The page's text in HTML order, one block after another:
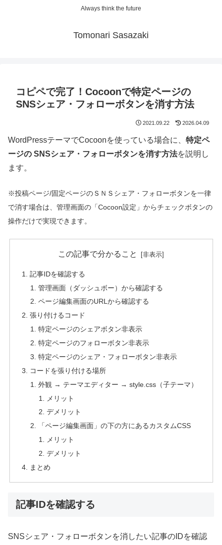
Always think the future
Tomonari Sasazaki
コピペで完了！Cocoonで特定ページの
SNSシェア・フォローボタンを消す方法
2021.09.22 2026.04.09
WordPressテーマでCocoonを使っている場合に、 特定ペ
ージの SNSシェア・フォローボタンを消す方法を説明し
ます。
※投稿ページ/固定ページのＳＮＳシェア・フォローボタンを一律
で消す場合は、管理画面の「Cocoon設定」からチェックボタンの
操作だけで実現できます。
この記事で分かること
記事IDを確認する
管理画面（ダッシュボー）から確認する
ページ編集画面のURLから確認する
張り付けるコード
特定ページのシェアボタン非表示
特定ページのフォローボタン非表示
特定ページのシェア・フォローボタン非表示
コードを張り付ける場所
外観 → テーマエディター → style.css（子テーマ）
メリット
デメリット
「ページ編集画面」の下の方にあるカスタムCSS
メリット
デメリット
まとめ
記事IDを確認する
SNSシェア・フォローボタンを消したい記事のIDを確認